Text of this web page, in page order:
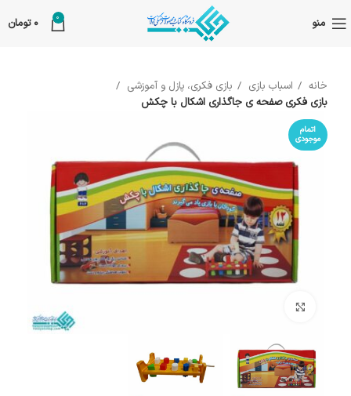
منو 0
0 تومان
خانه اسباب بازی
بازی فکری، پازل و آموزشی
بازی فکری صفحه ی جاگذاری اشکال با چکش
اتمام
موجودی